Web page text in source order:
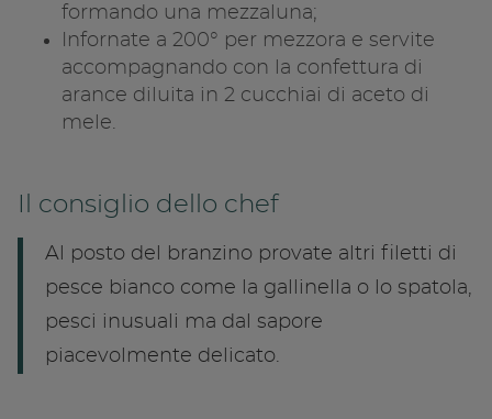
formando una mezzaluna;
Infornate a 200° per mezzora e servite
accompagnando con la confettura di
arance diluita in 2 cucchiai di aceto di
mele.
Il consiglio dello chef
Al posto del branzino provate altri filetti di
pesce bianco come la gallinella o lo spatola,
pesci inusuali ma dal sapore
piacevolmente delicato.